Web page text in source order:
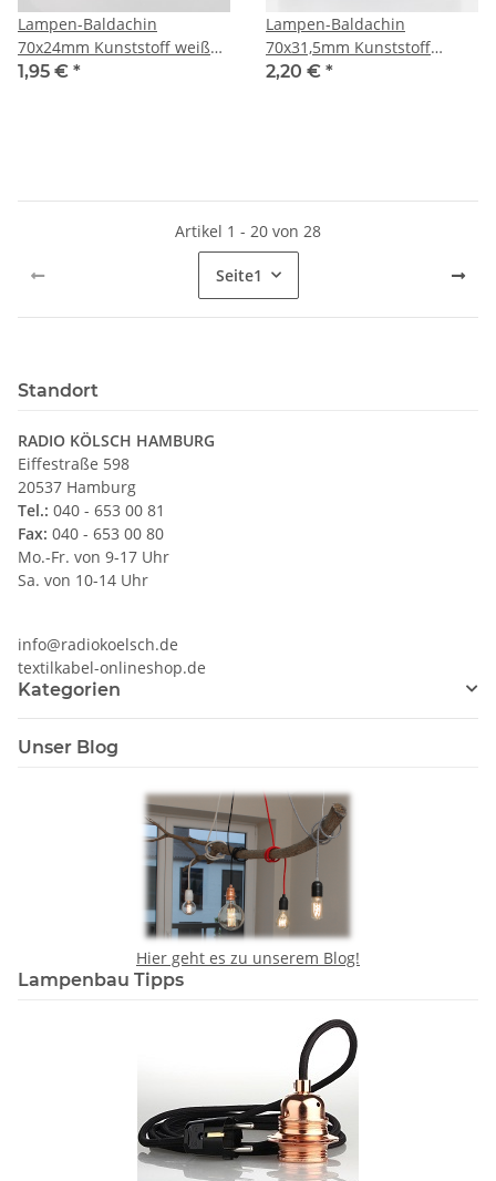
Lampen-Baldachin
70x24mm Kunststoff weiß
Abzweigbaldachin mit
1,95 € *
Lampen-Baldachin
70x31,5mm Kunststoff
schwarz Abzweig
2,20 € *
Artikel 1 - 20 von 28
Seite1
Standort
RADIO KÖLSCH HAMBURG
Eiffestraße 598
20537 Hamburg
Tel.: 040 - 653 00 81
Fax: 040 - 653 00 80
Mo.-Fr. von 9-17 Uhr
Sa. von 10-14 Uhr
info@radiokoelsch.de
textilkabel-onlineshop.de
Kategorien
Unser Blog
Hier geht es zu unserem Blog!
Lampenbau Tipps